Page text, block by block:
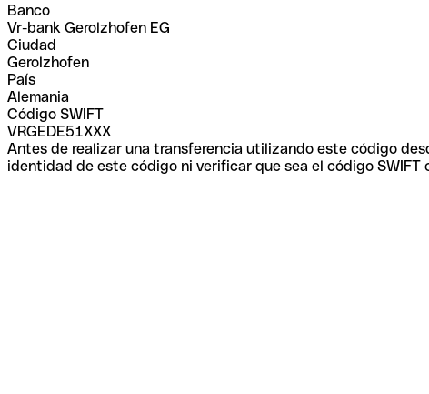
Banco
Vr-bank Gerolzhofen EG
Ciudad
Gerolzhofen
País
Alemania
Código SWIFT
VRGEDE51XXX
Antes de realizar una transferencia utilizando este código
identidad de este código ni verificar que sea el código SWIFT